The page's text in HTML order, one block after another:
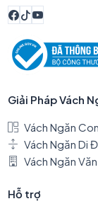
Giải Pháp Vách
Vách Ngăn
Vách Ngăn Di
Vách Ngăn
Hỗ trợ